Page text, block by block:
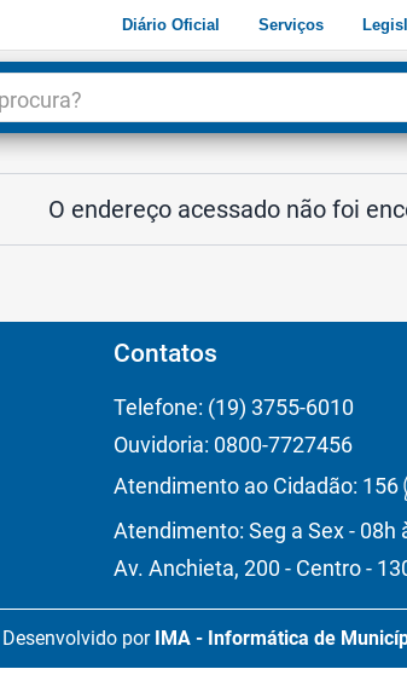
Diário Oficial Serviços
O endereço acessado não foi
Contatos
Telefone: (19) 3755-6010
Ouvidoria: 0800-7727456
Atendimento ao Cidadão: 156
Atendimento: Seg a Sex - 08h
Av. Anchieta, 200 - Centro -
Desenvolvido por IMA - Informática de